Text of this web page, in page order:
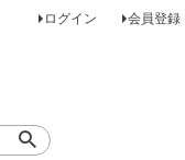
ログイン 会員登録